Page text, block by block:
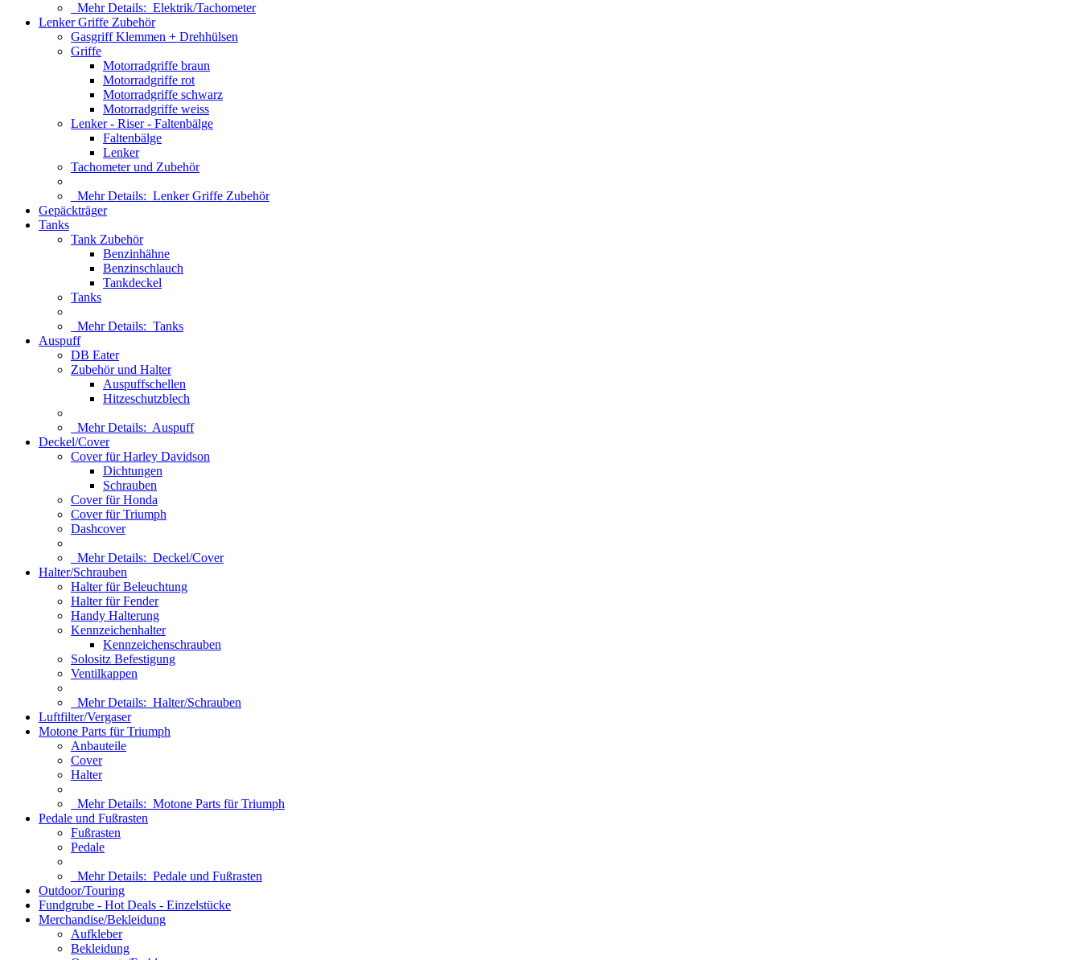
Mehr Details: Elektrik/Tachometer
Lenker Griffe Zubehör
Gasgriff Klemmen + Drehhülsen
Griffe
Motorradgriffe braun
Motorradgriffe rot
Motorradgriffe schwarz
Motorradgriffe weiss
Lenker - Riser - Faltenbälge
Faltenbälge
Lenker
Tachometer und Zubehör
Mehr Details: Lenker Griffe Zubehör
Gepäckträger
Tanks
Tank Zubehör
Benzinhähne
Benzinschlauch
Tankdeckel
Tanks
Mehr Details: Tanks
Auspuff
DB Eater
Zubehör und Halter
Auspuffschellen
Hitzeschutzblech
Mehr Details: Auspuff
Deckel/Cover
Cover für Harley Davidson
Dichtungen
Schrauben
Cover für Honda
Cover für Triumph
Dashcover
Mehr Details: Deckel/Cover
Halter/Schrauben
Halter für Beleuchtung
Halter für Fender
Handy Halterung
Kennzeichenhalter
Kennzeichenschrauben
Solositz Befestigung
Ventilkappen
Mehr Details: Halter/Schrauben
Luftfilter/Vergaser
Motone Parts für Triumph
Anbauteile
Cover
Halter
Mehr Details: Motone Parts für Triumph
Pedale und Fußrasten
Fußrasten
Pedale
Mehr Details: Pedale und Fußrasten
Outdoor/Touring
Fundgrube - Hot Deals - Einzelstücke
Merchandise/Bekleidung
Aufkleber
Bekleidung